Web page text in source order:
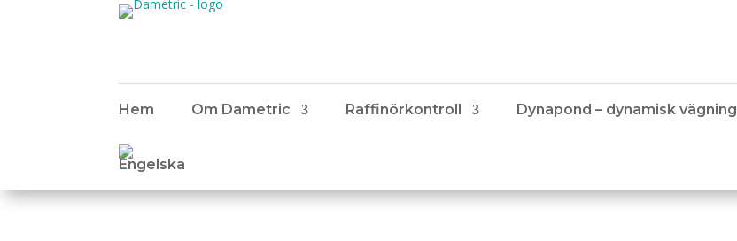
Hem Om Dametric Raffinörkontroll Dynapond – dynamisk vägning